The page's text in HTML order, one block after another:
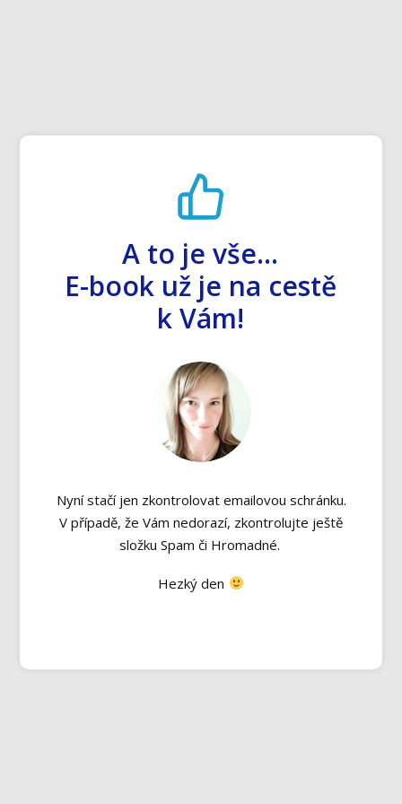
A to je vše...
E-book už je na cestě
k Vám!
Nyní stačí jen zkontrolovat emailovou schránku.
V případě, že Vám nedorazí, zkontrolujte ještě
složku Spam či Hromadné.
Hezký den